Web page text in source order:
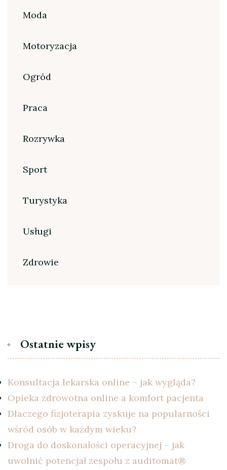
Moda
Motoryzacja
Ogród
Praca
Rozrywka
Sport
Turystyka
Usługi
Zdrowie
Ostatnie wpisy
Konsultacja lekarska online – jak wygląda?
Opieka zdrowotna online a komfort pacjenta
Dlaczego fizjoterapia zyskuje na popularności
wśród osób w każdym wieku?
Droga do doskonałości operacyjnej – jak
uwolnić potencjał zespołu z auditomat®